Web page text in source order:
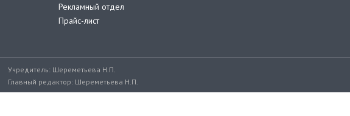
Рекламный отдел
Прайс-лист
Учредитель: Шереметьева Н.П.
Главный редактор: Шереметьева Н.П.